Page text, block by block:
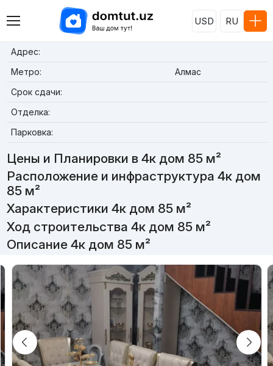
USD RU
Адрес:
Метро:
Алмас
Срок сдачи:
Отделка:
Парковка:
Цены и Планировки в 4к дом 85 м²
Расположение и инфраструктура 4к дом
85 м²
Характеристики 4к дом 85 м²
Ход строительства 4к дом 85 м²
Описание 4к дом 85 м²